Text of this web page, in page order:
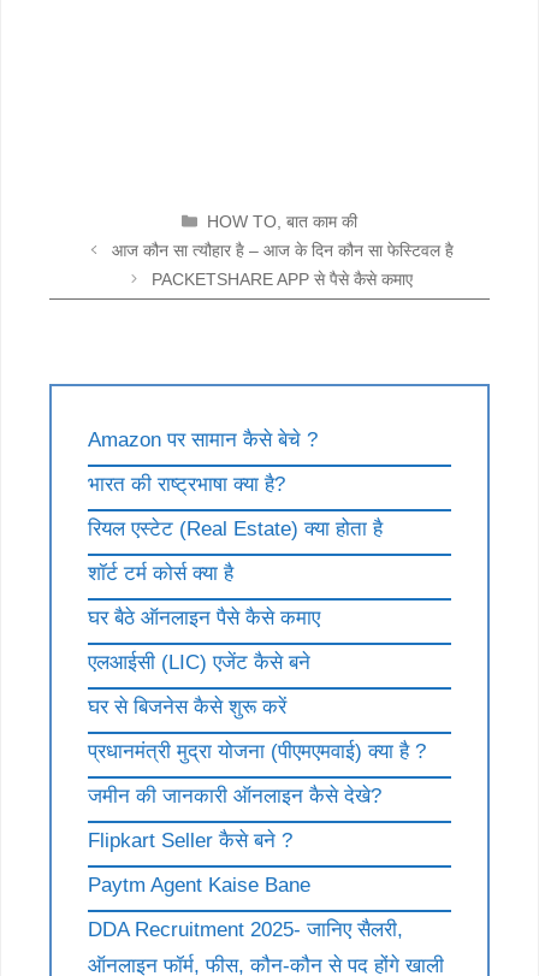
CATEGORIES
HOW TO ,बात काम की
आज कौन सा त्यौहार है – आज के दिन कौन सा फेस्टिवल है
PACKETSHARE APP से पैसे कैसे कमाए
Amazon पर सामान कैसे बेचे ?
भारत की राष्ट्रभाषा क्या है?
रियल एस्टेट (Real Estate) क्या होता है
शॉर्ट टर्म कोर्स क्या है
घर बैठे ऑनलाइन पैसे कैसे कमाए
एलआईसी (LIC) एजेंट कैसे बने
घर से बिजनेस कैसे शुरू करें
प्रधानमंत्री मुद्रा योजना (पीएमएमवाई) क्या है ?
जमीन की जानकारी ऑनलाइन कैसे देखे?
Flipkart Seller कैसे बने ?
Paytm Agent Kaise Bane
DDA Recruitment 2025- जानिए सैलरी,
ऑनलाइन फॉर्म, फीस, कौन-कौन से पद होंगे खाली